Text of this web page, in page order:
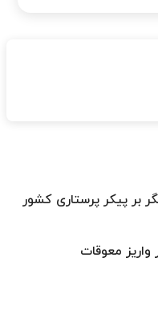
بر پیکر پرستاری کشور
واریز معوقات